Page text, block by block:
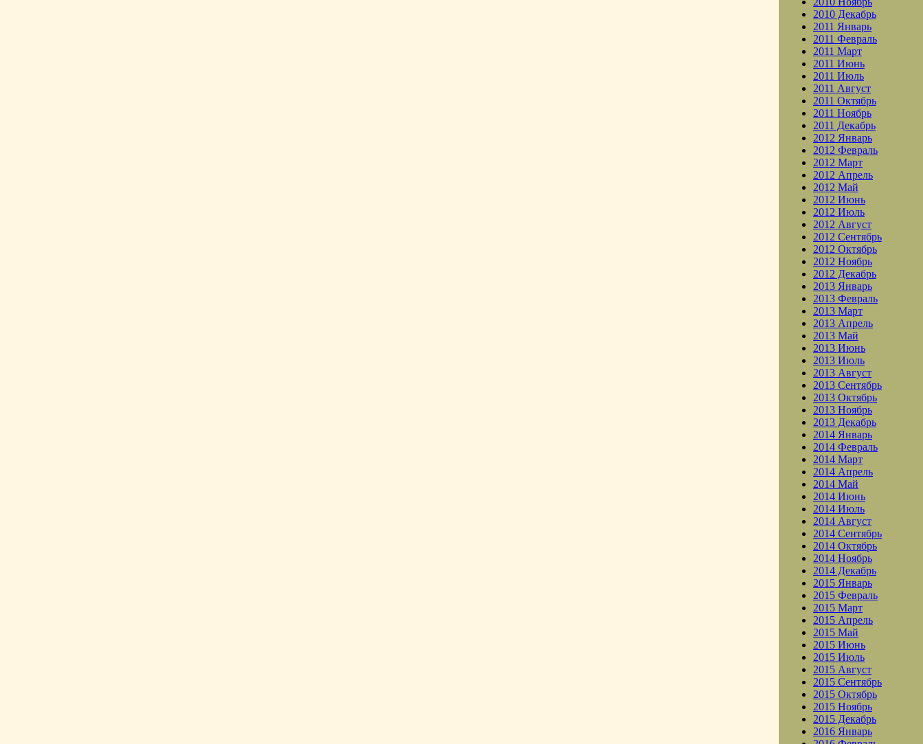
2010 Декабрь
2011 Январь
2011 Февраль
2011 Март
2011 Июнь
2011 Июль
2011 Август
2011 Октябрь
2011 Ноябрь
2011 Декабрь
2012 Январь
2012 Февраль
2012 Март
2012 Апрель
2012 Май
2012 Июнь
2012 Июль
2012 Август
2012 Сентябрь
2012 Октябрь
2012 Ноябрь
2012 Декабрь
2013 Январь
2013 Февраль
2013 Март
2013 Апрель
2013 Май
2013 Июнь
2013 Июль
2013 Август
2013 Сентябрь
2013 Октябрь
2013 Ноябрь
2013 Декабрь
2014 Январь
2014 Февраль
2014 Март
2014 Апрель
2014 Май
2014 Июнь
2014 Июль
2014 Август
2014 Сентябрь
2014 Октябрь
2014 Ноябрь
2014 Декабрь
2015 Январь
2015 Февраль
2015 Март
2015 Апрель
2015 Май
2015 Июнь
2015 Июль
2015 Август
2015 Сентябрь
2015 Октябрь
2015 Ноябрь
2015 Декабрь
2016 Январь